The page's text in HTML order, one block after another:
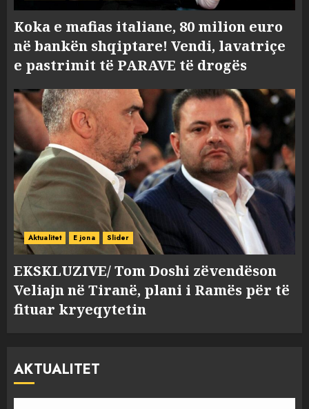
Koka e mafias italiane, 80 milion euro
në bankën shqiptare! Vendi, lavatriçe
e pastrimit të PARAVE të drogës
Aktualitet E jona Slider
EKSKLUZIVE/ Tom Doshi zëvendëson
Veliajn në Tiranë, plani i Ramës për të
fituar kryeqytetin
AKTUALITET